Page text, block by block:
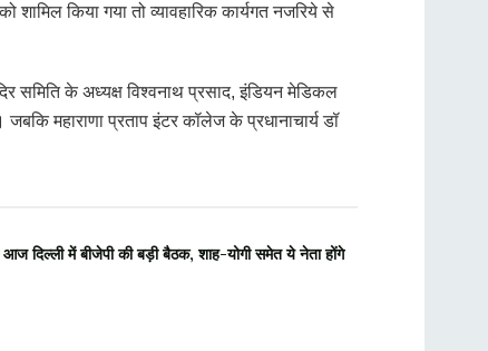
किया गया तो व्यावहारिक कार्यगत नजरिये से
समिति के अध्यक्ष विश्वनाथ प्रसाद, इंडियन मेडिकल
महाराणा प्रताप इंटर कॉलेज के प्रधानाचार्य डॉ
दिल्ली में बीजेपी की बड़ी बैठक, शाह-योगी समेत ये नेता होंगे